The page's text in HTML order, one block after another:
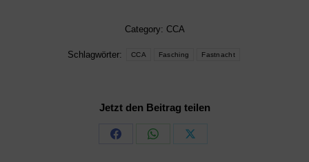
Category: CCA
Schlagwörter: CCA Fasching Fastnacht
Jetzt den Beitrag teilen
Share
Share